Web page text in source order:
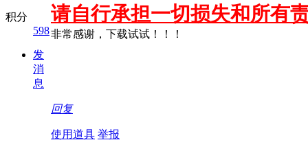
积分
598
发
消
息
请自行承担一切损失和所有
非常感谢，下载试试！！！
回复
使用道具 举报